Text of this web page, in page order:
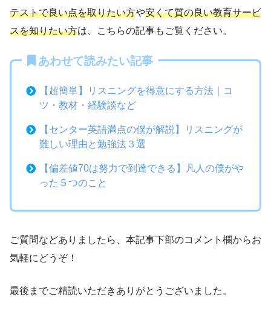
テストで良い点を取りたい方や安くて質の良い教育サービ
スを知りたい方は、こちらの記事もご覧ください。
あわせて読みたい記事
【超簡単】リスニングを得意にする方法｜コ
ツ・教材・経験談など
【センター英語満点の僕が解説】リスニングが
難しい理由と勉強法３選
【偏差値70は努力で到達できる】凡人の僕がや
った５つのこと
ご質問などありましたら、本記事下部のコメント欄からお
気軽にどうぞ！
最後までご精読いただきありがとうございました。